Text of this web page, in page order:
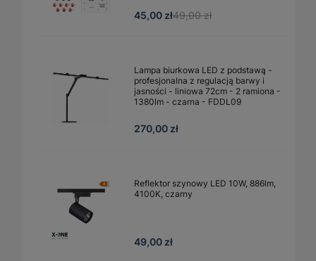
45,00 zł49,00 zł
Lampa biurkowa LED z podstawą -
profesjonalna z regulacją barwy i
jasności - liniowa 72cm - 2 ramiona -
1380lm - czarna - FDDL09
270,00 zł
Reflektor szynowy LED 10W, 886lm,
4100K, czarny
49,00 zł